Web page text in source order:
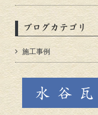
ブログカテゴリ
施工事例